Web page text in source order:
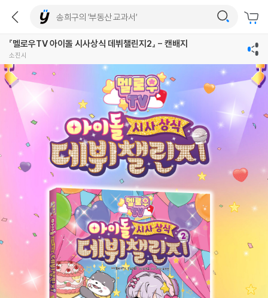
『멜로우TV 아이돌 시사상식 데뷔챌린지2』 - 캔배지
소진시